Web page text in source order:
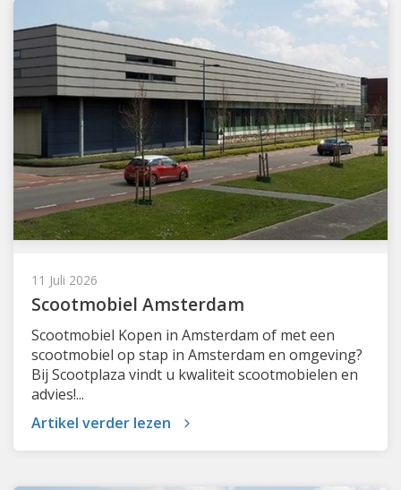
11 Juli 2026
Scootmobiel Amsterdam
Scootmobiel Kopen in Amsterdam of met een
scootmobiel op stap in Amsterdam en omgeving?
Bij Scootplaza vindt u kwaliteit scootmobielen en
advies!...
Artikel verder lezen